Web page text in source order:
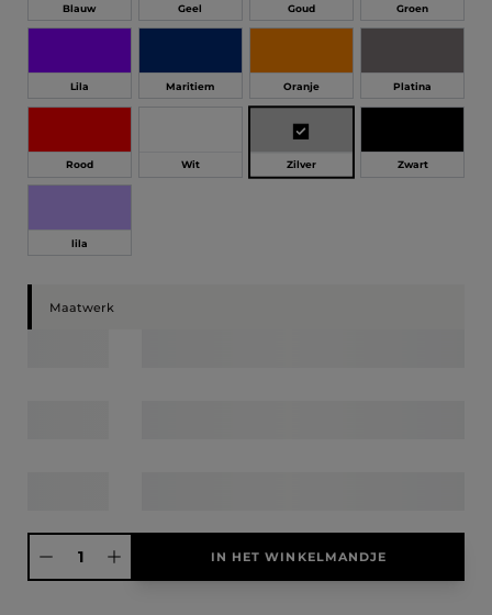
Blauw Geel Goud Groen
Lila Maritiem Oranje Platina
Rood Wit Zilver Zwart
lila
Maatwerk
Producthoeveelheid: Voer de gewenste hoeveelheid in of gebruik de
IN HET WINKELMANDJE